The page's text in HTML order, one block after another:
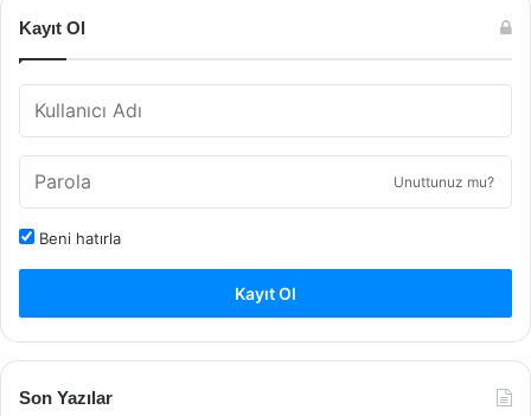
Kayıt Ol
Unuttunuz mu?
Beni hatırla
Kayıt Ol
Son Yazılar